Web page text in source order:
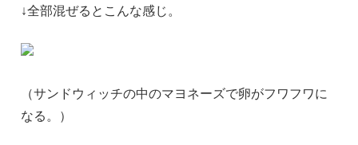
↓全部混ぜるとこんな感じ。
（サンドウィッチの中のマヨネーズで卵がフワフワに
なる。）